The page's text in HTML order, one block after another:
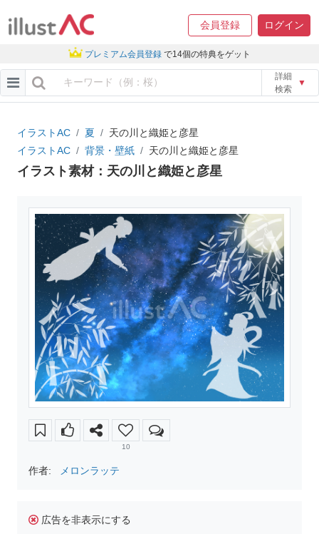
会員登録 ログイン
プレミアム会員登録 で14個の特典をゲット
詳細
検索
▼
イラストAC 夏
天の川と織姫と彦星
イラストAC
背景・壁紙 天の川と織姫と彦星
イラスト素材：天の川と織姫と彦星
10
作者: メロンラッテ
広告を非表示にする